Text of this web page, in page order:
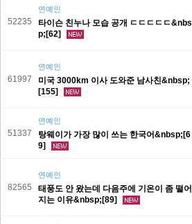
52235
연예인
타이슨 친누나 모습 공개 ㄷㄷㄷㄷㄷ&nbs
p;[62]
61997
연예인
미국 3000km 이사 도와준 남사친&nbsp;
[155]
51337
연예인
탕웨이가 가장 많이 쓰는 한국어&nbsp;[6
9]
82565
연예인
태풍도 안 왔는데 다음주에 기온이 좀 떨어
지는 이유&nbsp;[89]